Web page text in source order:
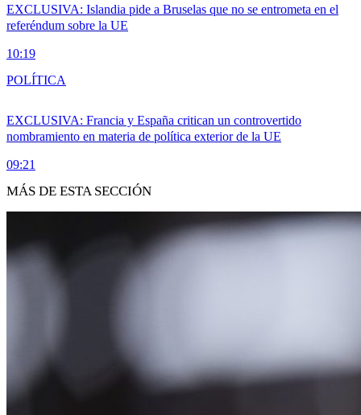
EXCLUSIVA: Islandia pide a Bruselas que no se entrometa en el
referéndum sobre la UE
10:19
EXCLUSIVA: Francia y España critican un controvertido
nombramiento en materia de política exterior de la UE
09:21
POLÍTICA
MÁS DE ESTA SECCIÓN